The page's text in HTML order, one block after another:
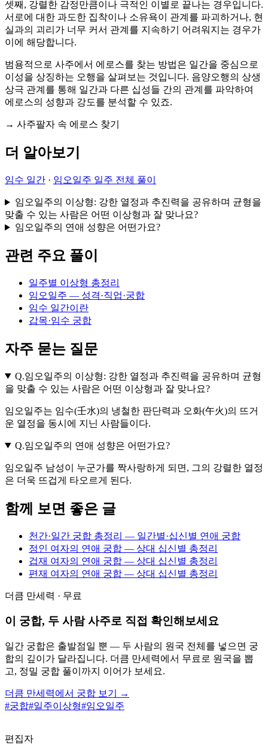
셋째, 강렬한 감정만큼이나 극적인 이별로 끝나는 경우입니다.
서로에 대한 과도한 집착이나 소유욕이 관계를 파괴하거나, 현
실과의 괴리가 너무 커서 관계를 지속하기 어려워지는 경우가
이에 해당합니다.
범용적으로 사주에서 에로스를 찾는 방법은 일간을 중심으로
이성을 상징하는 오행을 살펴보는 것입니다. 음양오행의 상생
상극 관계를 통해 일간과 다른 십성들 간의 관계를 파악하여
에로스의 성향과 강도를 분석할 수 있죠.
→ 사주팔자 속 에로스 찾기
더 알아보기
임수 일간 · 임오일주 일주 전체 풀이
임오일주의 이상형: 강한 열정과 추진력을 공유하며 균형을
맞출 수 있는 사람은 어떤 이상형과 잘 맞나요?
임오일주의 연애 성향은 어떤가요?
관련 주요 풀이
일주별 이상형 총정리
임오일주 — 성격·직업·궁합
임수 일간이란
갑목·임수 궁합
자주 묻는 질문
Q.임오일주의 이상형: 강한 열정과 추진력을 공유하며 균형
을 맞출 수 있는 사람은 어떤 이상형과 잘 맞나요?
임오일주는 임수(壬水)의 냉철한 판단력과 오화(午火)의 뜨거
운 열정을 동시에 지닌 사람들이다.
Q.임오일주의 연애 성향은 어떤가요?
임오일주 남성이 누군가를 짝사랑하게 되면, 그의 강렬한 열정
은 더욱 뜨겁게 타오르게 된다.
함께 보면 좋은 글
천간·일간 궁합 총정리 — 일간별·십신별 연애 궁합
정인 여자의 연애 궁합 — 상대 십신별 총정리
겁재 여자의 연애 궁합 — 상대 십신별 총정리
편재 여자의 연애 궁합 — 상대 십신별 총정리
더큼 만세력 · 무료
이 궁합, 두 사람 사주로 직접 확인해보세요
일간 궁합은 출발점일 뿐 — 두 사람의 원국 전체를 넣으면 궁
합의 깊이가 달라집니다. 더큼 만세력에서 무료로 원국을 뽑
고, 정밀 궁합 풀이까지 이어가 보세요.
더큼 만세력에서 궁합 보기 →
#궁합#일주이상형#임오일주
편집자